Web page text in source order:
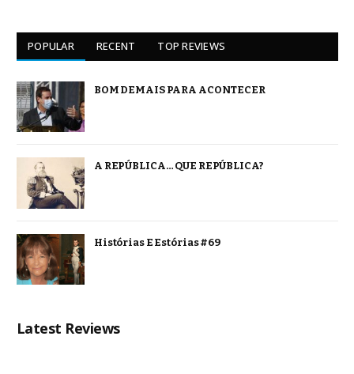
POPULAR RECENT TOP REVIEWS
BOM DEMAIS PARA ACONTECER
A REPÚBLICA… QUE REPÚBLICA?
Histórias E Estórias #69
Latest Reviews